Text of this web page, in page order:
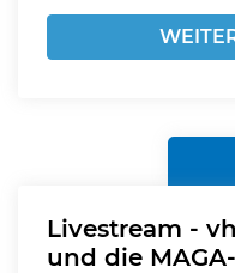
Livestream -
und die